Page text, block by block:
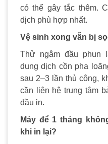
có thể gây tắc thêm.
dịch phù hợp nhất.
Vệ sinh xong vẫn bị
Thử ngâm đầu phun
dung dịch cồn pha
sau 2–3 lần thủ công,
cần liên hệ trung tâm
đầu in.
Máy để 1 tháng
khi in lại?